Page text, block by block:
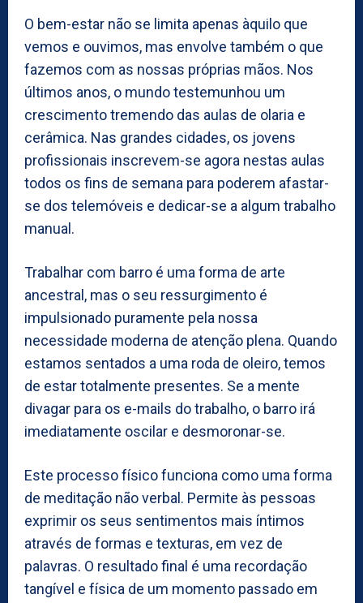
O bem-estar não se limita apenas àquilo que
vemos e ouvimos, mas envolve também o que
fazemos com as nossas próprias mãos. Nos
últimos anos, o mundo testemunhou um
crescimento tremendo das aulas de olaria e
cerâmica. Nas grandes cidades, os jovens
profissionais inscrevem-se agora nestas aulas
todos os fins de semana para poderem afastar-
se dos telemóveis e dedicar-se a algum trabalho
manual.
Trabalhar com barro é uma forma de arte
ancestral, mas o seu ressurgimento é
impulsionado puramente pela nossa
necessidade moderna de atenção plena. Quando
estamos sentados a uma roda de oleiro, temos
de estar totalmente presentes. Se a mente
divagar para os e-mails do trabalho, o barro irá
imediatamente oscilar e desmoronar-se.
Este processo físico funciona como uma forma
de meditação não verbal. Permite às pessoas
exprimir os seus sentimentos mais íntimos
através de formas e texturas, em vez de
palavras. O resultado final é uma recordação
tangível e física de um momento passado em